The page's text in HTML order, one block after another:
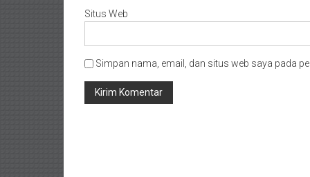
Situs Web
Simpan nama, email, dan situs web saya pada